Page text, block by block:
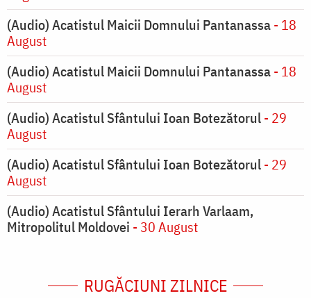
(Audio) Acatistul Maicii Domnului Pantanassa- 18
August
(Audio) Acatistul Maicii Domnului Pantanassa- 18
August
(Audio) Acatistul Sfântului Ioan Botezătorul- 29
August
(Audio) Acatistul Sfântului Ioan Botezătorul- 29
August
(Audio) Acatistul Sfântului Ierarh Varlaam,
Mitropolitul Moldovei - 30 August
RUGĂCIUNI ZILNICE